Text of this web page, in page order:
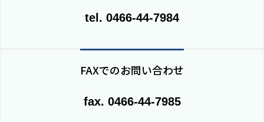
tel. 0466-44-7984
FAXでのお問い合わせ
fax. 0466-44-7985